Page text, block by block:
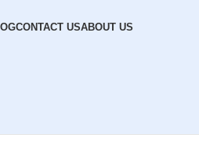
CONTACT USABOUT US